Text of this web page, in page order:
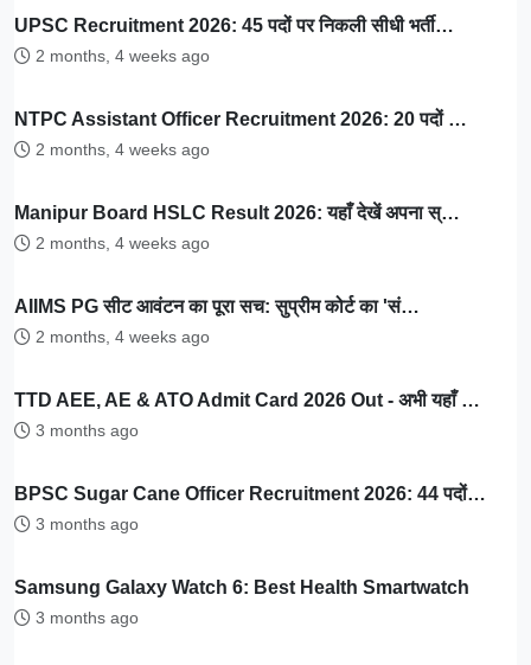
UPSC Recruitment 2026: 45 पदों पर निकली सीधी भर्ती…
2 months, 4 weeks ago
NTPC Assistant Officer Recruitment 2026: 20 पदों …
2 months, 4 weeks ago
Manipur Board HSLC Result 2026: यहाँ देखें अपना स्…
2 months, 4 weeks ago
AIIMS PG सीट आवंटन का पूरा सच: सुप्रीम कोर्ट का 'सं…
2 months, 4 weeks ago
TTD AEE, AE & ATO Admit Card 2026 Out - अभी यहाँ …
3 months ago
BPSC Sugar Cane Officer Recruitment 2026: 44 पदों…
3 months ago
Samsung Galaxy Watch 6: Best Health Smartwatch
3 months ago